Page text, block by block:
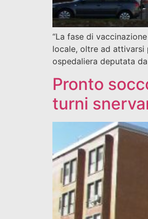
“La fase di
locale, oltre ad
ospedaliera deputata
Pronto
turni